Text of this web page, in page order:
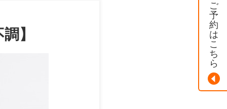
】
ご
予
約
は
こ
ち
ら